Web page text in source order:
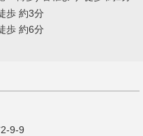
歩 約3分
歩 約6分
9-9